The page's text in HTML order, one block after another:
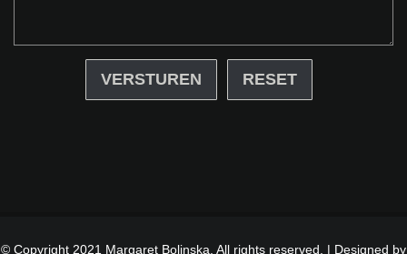
RESET
© Copyright 2021 Margaret Bolinska. All rights reserved. | Designed by